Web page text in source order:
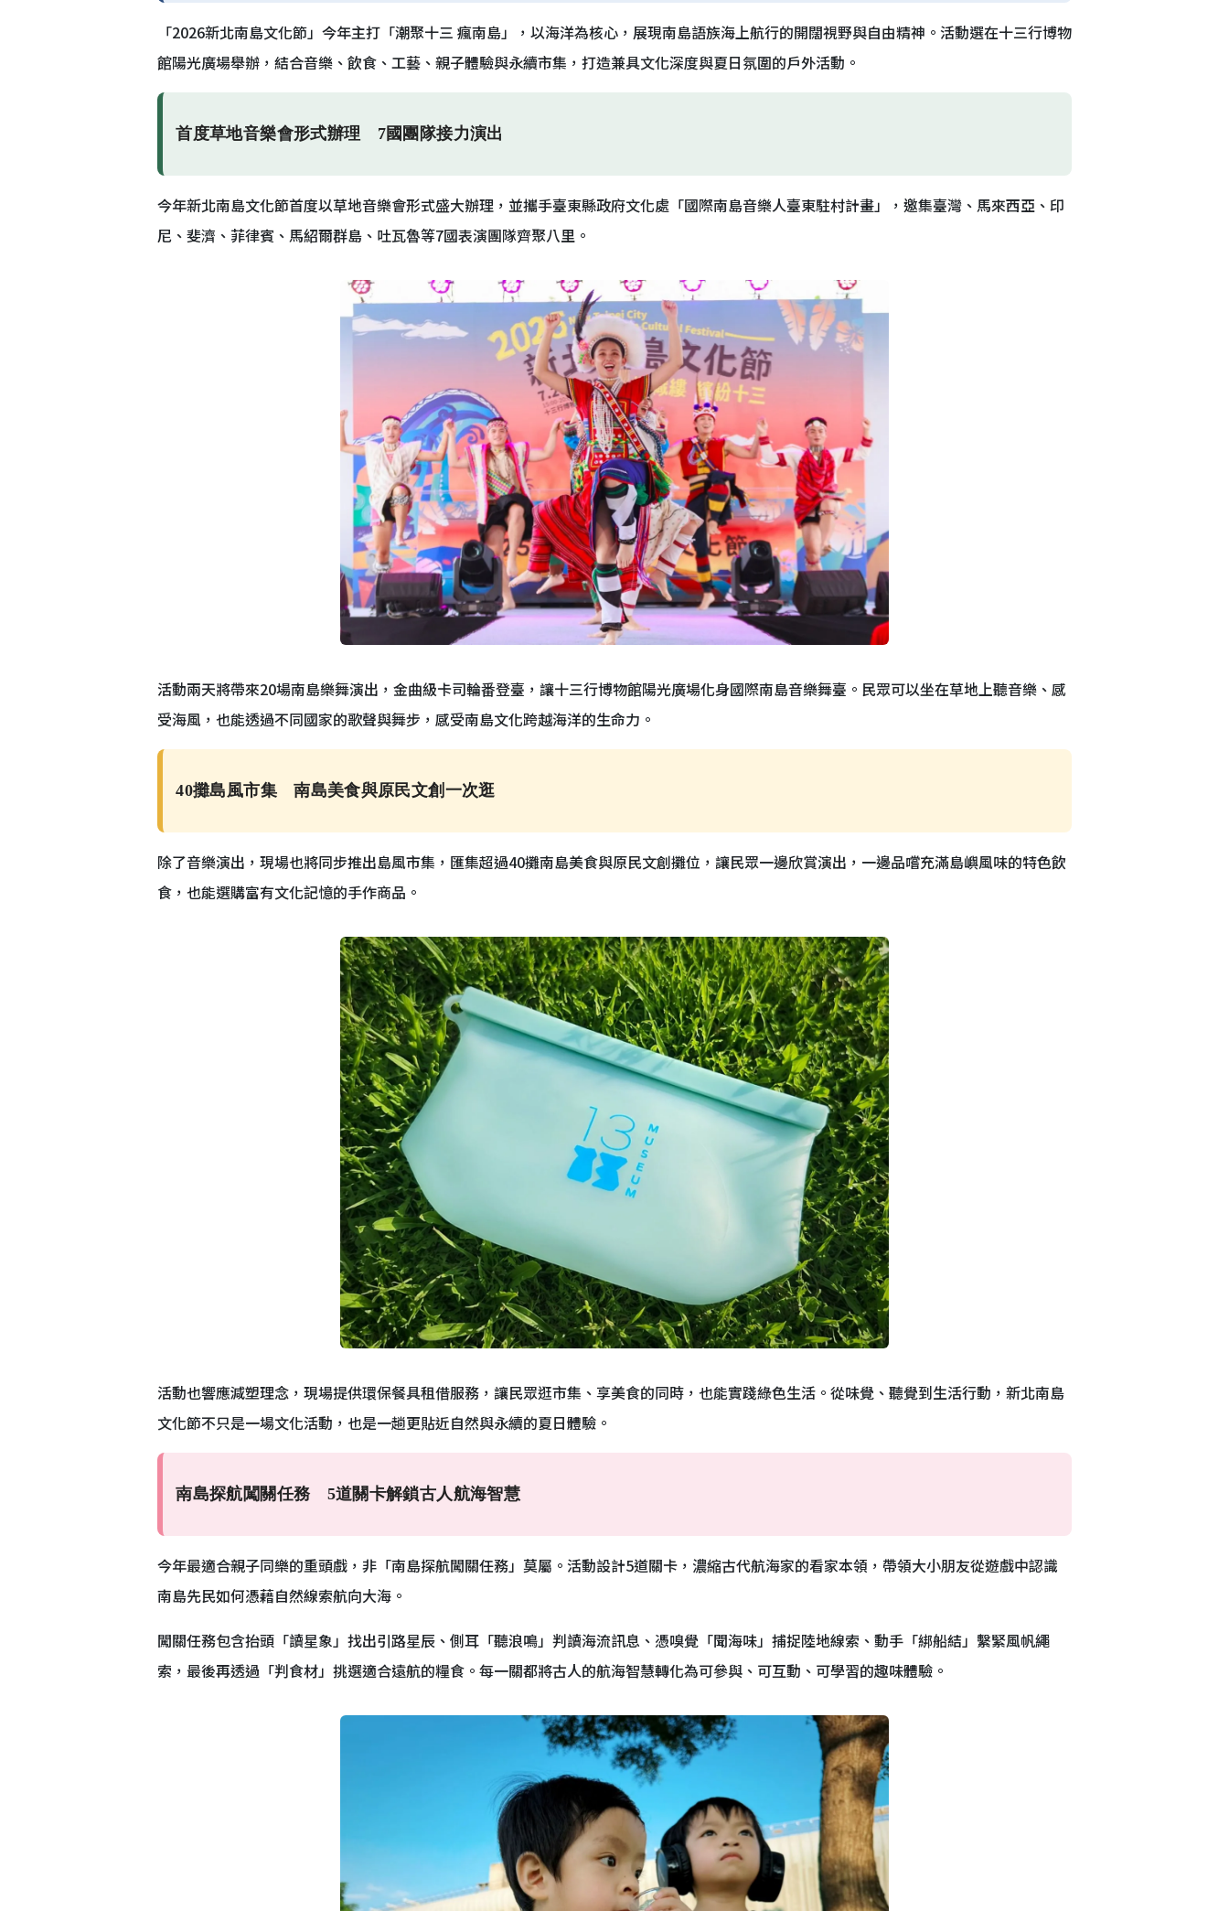
「2026新北南島文化節」今年主打「潮聚十三 瘋南島」，以海洋為核心，展現南島語族海上航行的開闊視野與自由精神。活動選在十三行博物
館陽光廣場舉辦，結合音樂、飲食、工藝、親子體驗與永續市集，打造兼具文化深度與夏日氛圍的戶外活動。
首度草地音樂會形式辦理 7國團隊接力演出
今年新北南島文化節首度以草地音樂會形式盛大辦理，並攜手臺東縣政府文化處「國際南島音樂人臺東駐村計畫」，邀集臺灣、馬來西亞、印
尼、斐濟、菲律賓、馬紹爾群島、吐瓦魯等7國表演團隊齊聚八里。
活動兩天將帶來20場南島樂舞演出，金曲級卡司輪番登臺，讓十三行博物館陽光廣場化身國際南島音樂舞臺。民眾可以坐在草地上聽音樂、感
受海風，也能透過不同國家的歌聲與舞步，感受南島文化跨越海洋的生命力。
40攤島風市集 南島美食與原民文創一次逛
除了音樂演出，現場也將同步推出島風市集，匯集超過40攤南島美食與原民文創攤位，讓民眾一邊欣賞演出，一邊品嚐充滿島嶼風味的特色飲
食，也能選購富有文化記憶的手作商品。
活動也響應減塑理念，現場提供環保餐具租借服務，讓民眾逛市集、享美食的同時，也能實踐綠色生活。從味覺、聽覺到生活行動，新北南島
文化節不只是一場文化活動，也是一趟更貼近自然與永續的夏日體驗。
南島探航闖關任務 5道關卡解鎖古人航海智慧
今年最適合親子同樂的重頭戲，非「南島探航闖關任務」莫屬。活動設計5道關卡，濃縮古代航海家的看家本領，帶領大小朋友從遊戲中認識
南島先民如何憑藉自然線索航向大海。
闖關任務包含抬頭「讀星象」找出引路星辰、側耳「聽浪鳴」判讀海流訊息、憑嗅覺「聞海味」捕捉陸地線索、動手「綁船結」繫緊風帆繩
索，最後再透過「判食材」挑選適合遠航的糧食。每一關都將古人的航海智慧轉化為可參與、可互動、可學習的趣味體驗。